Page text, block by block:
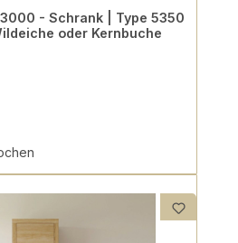
- Schrank | Type 5350
oder Kernbuche